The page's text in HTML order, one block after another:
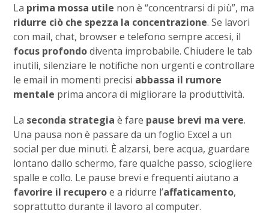
La prima mossa utile non è “concentrarsi di più”, ma
ridurre ciò che spezza la concentrazione. Se lavori
con mail, chat, browser e telefono sempre accesi, il
focus profondodiventa improbabile. Chiudere le tab
inutili, silenziare le notifiche non urgenti e controllare
le email in momenti precisi abbassa il rumore
mentale prima ancora di migliorare la produttività.
La seconda strategia è fare pause brevi ma vere.
Una pausa non è passare da un foglio Excel a un
social per due minuti. È alzarsi, bere acqua, guardare
lontano dallo schermo, fare qualche passo, sciogliere
spalle e collo. Le pause brevi e frequenti aiutano a
favorire il recuperoe a ridurre l’affaticamento,
soprattutto durante il lavoro al computer.